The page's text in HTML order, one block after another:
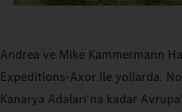
Andrea ve Mike Kammermann
Expeditions‑Axor ile yollarda.
Kanarya Adaları'na kadar